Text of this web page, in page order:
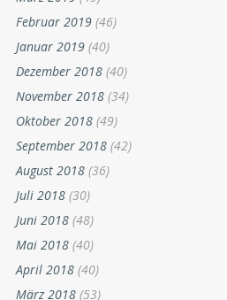
Februar 2019 (46)
Januar 2019 (40)
Dezember 2018 (40)
November 2018 (34)
Oktober 2018 (49)
September 2018 (42)
August 2018 (36)
Juli 2018 (30)
Juni 2018 (48)
Mai 2018 (40)
April 2018 (40)
März 2018 (53)